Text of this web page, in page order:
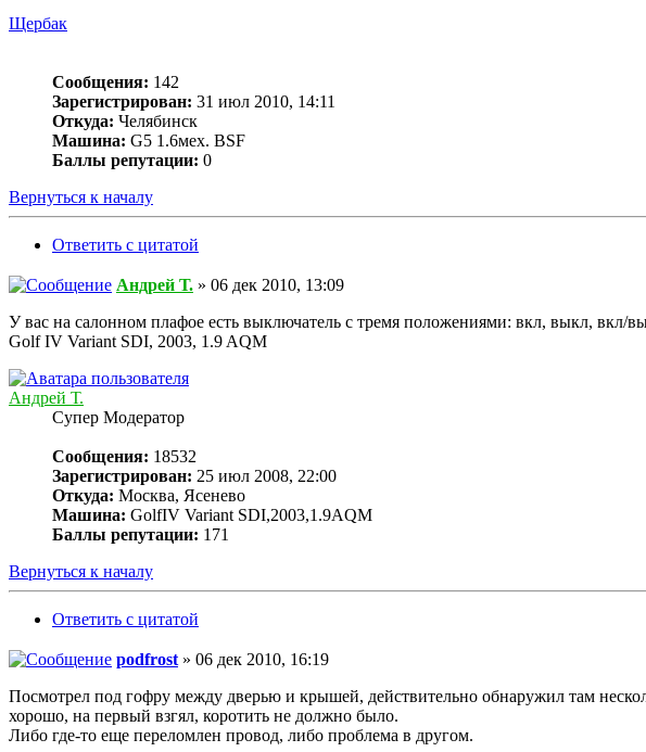
Щербак
Сообщения: 142
Зарегистрирован: 31 июл 2010, 14:11
Откуда: Челябинск
Машина: G5 1.6мех. BSF
Баллы репутации: 0
Вернуться к началу
Ответить с цитатой
Андрей Т. » 06 дек 2010, 13:09
У вас на салонном плафое есть выключатель с тремя положениями: вкл, выкл, вкл/
Golf IV Variant SDI, 2003, 1.9 AQM
Андрей Т.
Супер Модератор
Сообщения: 18532
Зарегистрирован: 25 июл 2008, 22:00
Откуда: Москва, Ясенево
Машина: GolfIV Variant SDI,2003,1.9AQM
Баллы репутации: 171
Вернуться к началу
Ответить с цитатой
podfrost » 06 дек 2010, 16:19
Посмотрел под гофру между дверью и крышей, действительно обнаружил там
хорошо, на первый взгял, коротить не должно было.
Либо где-то еще переломлен провод, либо проблема в другом.